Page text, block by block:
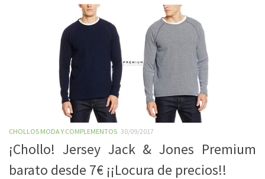
CHOLLOS MODA Y COMPLEMENTOS 30/09/2017
¡Chollo! Jersey Jack & Jones Premium
barato desde 7€ ¡¡Locura de precios!!